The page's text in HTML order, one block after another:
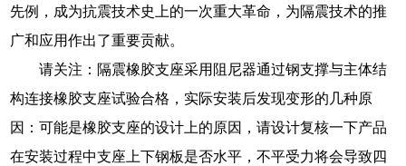
先例，成为抗震技术史上的一次重大革命，为隔震技术的推
广和应用作出了重要贡献。
请关注：隔震橡胶支座采用阻尼器通过钢支撑与主体结
构连接橡胶支座试验合格，实际安装后发现变形的几种原
因：可能是橡胶支座的设计上的原因，请设计复核一下产品
在安装过程中支座上下钢板是否水平，不平受力将会导致四